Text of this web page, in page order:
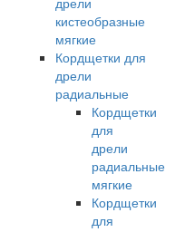
кистеобразные
мягкие
Кордщетки для
дрели
радиальные
Кордщетки
для
дрели
радиальные
мягкие
Кордщетки
для